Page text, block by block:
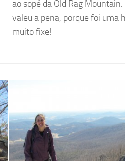
ao sopé da Old Rag
valeu a pena, porque foi uma
muito fixe!